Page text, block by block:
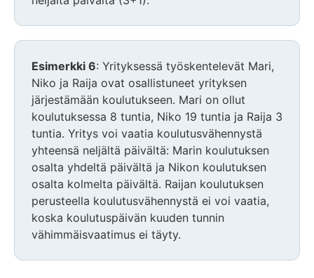
Esimerkki 6: Yrityksessä työskentelevät Mari,
Niko ja Raija ovat osallistuneet yrityksen
järjestämään koulutukseen. Mari on ollut
koulutuksessa 8 tuntia, Niko 19 tuntia ja Raija 3
tuntia. Yritys voi vaatia koulutusvähennystä
yhteensä neljältä päivältä: Marin koulutuksen
osalta yhdeltä päivältä ja Nikon koulutuksen
osalta kolmelta päivältä. Raijan koulutuksen
perusteella koulutusvähennystä ei voi vaatia,
koska koulutuspäivän kuuden tunnin
vähimmäisvaatimus ei täyty.